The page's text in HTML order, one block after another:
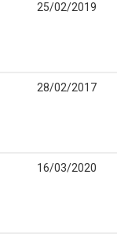
25/02/2019
28/02/2017
16/03/2020